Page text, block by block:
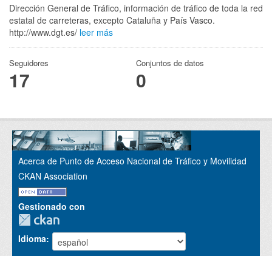
Dirección General de Tráfico, información de tráfico de toda la red
estatal de carreteras, excepto Cataluña y País Vasco.
http://www.dgt.es/ leer más
Seguidores
17
Conjuntos de datos
0
Acerca de Punto de Acceso Nacional de Tráfico y Movilidad
CKAN Association
Gestionado con
Idioma